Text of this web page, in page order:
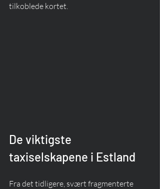
tilkoblede kortet.
De viktigste
taxiselskapene i Estland
Fra det tidligere, svært fragmenterte